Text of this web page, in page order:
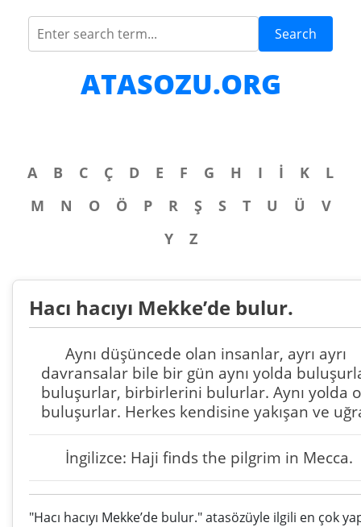
Search
ATASOZU.ORG
A B C Ç D E F G H I İ K
L
M
N O Ö P R Ş S T U Ü
V
Y
Z
Hacı hacıyı Mekke’de bulur.
Aynı düşüncede olan insanlar, ayrı ayrı
davransalar bile bir gün aynı yolda
buluşurlar, birbirlerini bulurlar. Aynı yolda
buluşurlar. Herkes kendisine yakışan ve
İngilizce: Haji finds the pilgrim in Mecca.
"Hacı hacıyı Mekke’de bulur." atasözüyle ilgili en çok